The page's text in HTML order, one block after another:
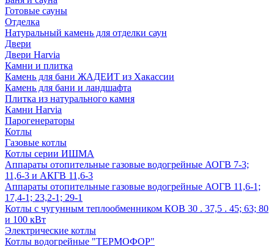
Готовые сауны
Отделка
Натуральный камень для отделки саун
Двери
Двери Harvia
Камни и плитка
Камень для бани ЖАДЕИТ из Хакассии
Камень для бани и ландшафта
Плитка из натурального камня
Камни Harvia
Парогенераторы
Котлы
Газовые котлы
Котлы серии ИШМА
Аппараты отопительные газовые водогрейные АОГВ 7-3;
11,6-3 и АКГВ 11,6-3
Аппараты отопительные газовые водогрейные АОГВ 11,6-1;
17,4-1; 23,2-1; 29-1
Котлы с чугунным теплообменником КОВ 30 . 37,5 . 45; 63; 80
и 100 кВт
Электрические котлы
Котлы водогрейные "ТЕРМОФОР"